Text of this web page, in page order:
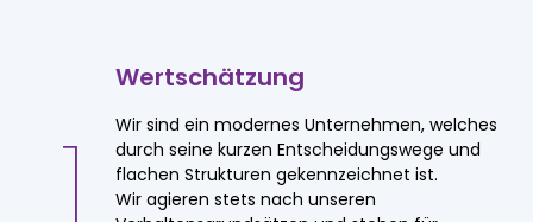
1
Wertschätzung
Wir sind ein modernes Unternehmen, welches
durch seine kurzen Entscheidungswege und
flachen Strukturen gekennzeichnet ist.
Wir agieren stets nach unseren